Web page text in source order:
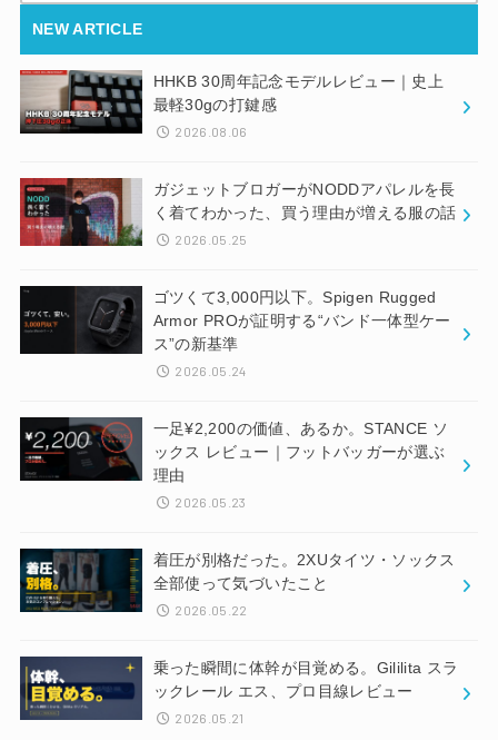
NEW ARTICLE
HHKB 30周年記念モデルレビュー｜史上
最軽30gの打鍵感
2026.08.06
ガジェットブロガーがNODDアパレルを長
く着てわかった、買う理由が増える服の話
2026.05.25
ゴツくて3,000円以下。Spigen Rugged
Armor PROが証明する“バンド一体型ケー
ス”の新基準
2026.05.24
一足¥2,200の価値、あるか。STANCE ソ
ックス レビュー｜フットバッガーが選ぶ
理由
2026.05.23
着圧が別格だった。2XUタイツ・ソックス
全部使って気づいたこと
2026.05.22
乗った瞬間に体幹が目覚める。Gililita スラ
ックレール エス、プロ目線レビュー
2026.05.21